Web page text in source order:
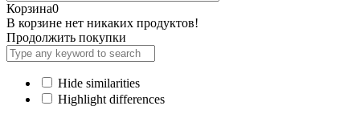
Корзина0
В корзине нет никаких продуктов!
Продолжить покупки
Hide similarities
Highlight differences